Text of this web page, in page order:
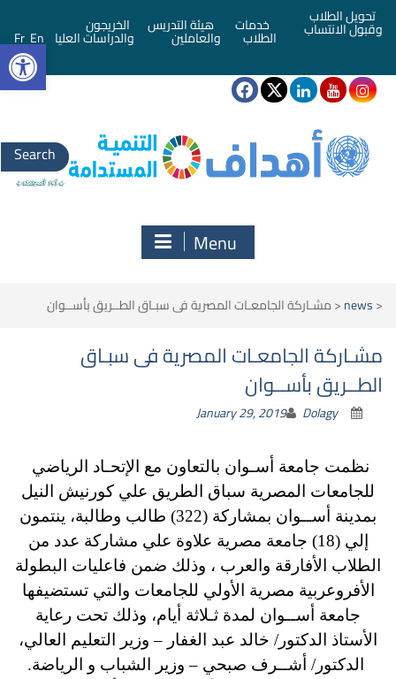
تحويل الطلاب
وقبول الانتساب خدمات
الطلاب
هيئة التدريس
والعاملين
الخريجون
والدراسات العليا En
Fr
Search
for:
Menu
<
news
<مشـاركة الجامعـات المصرية فى سبـاق الطــريق بأســوان
مشـاركة الجامعـات المصرية فى سبـاق
الطــريق بأســوان
January 29, 2019 Dolagy
نظمت جامعة أسـوان بالتعاون مع الإتحـاد الرياضي
للجامعات المصرية سباق الطريق علي كورنيش النيل
بمدينة أســوان بمشاركة (322) طالب وطالبة، ينتمون
إلي (18) جامعة مصرية علاوة علي مشاركة عدد من
الطلاب الأفارقة والعرب ، وذلك ضمن فاعليات البطولة
الأفروعربية مصرية الأولي للجامعات والتي تستضيفها
جامعة أســوان لمدة ثـلاثة أيام، وذلك تحت رعاية
الأستاذ الدكتور/ خالد عبد الغفار – وزير التعليم العالي،
الدكتور/ أشــرف صبحي – وزير الشباب و الرياضة.